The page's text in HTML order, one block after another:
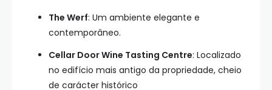
The Werf: Um ambiente elegante e
contemporâneo.
Cellar Door Wine Tasting Centre: Localizado
no edifício mais antigo da propriedade, cheio
de carácter histórico